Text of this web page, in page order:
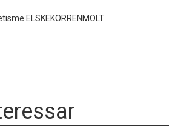
ELSKEKORRENMOLT